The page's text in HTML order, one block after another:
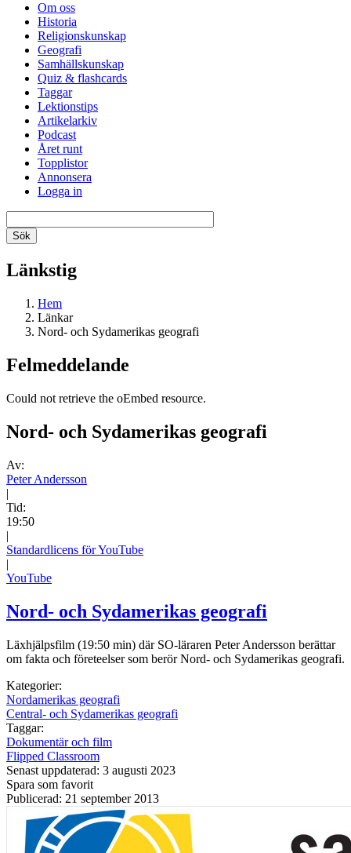
Om oss
Historia
Religionskunskap
Geografi
Samhällskunskap
Quiz & flashcards
Taggar
Lektionstips
Artikelarkiv
Podcast
Året runt
Topplistor
Annonsera
Logga in
Länkstig
Hem
Länkar
Nord- och Sydamerikas geografi
Felmeddelande
Could not retrieve the oEmbed resource.
Nord- och Sydamerikas geografi
Av:
Peter Andersson
|
Tid:
19:50
|
Standardlicens för YouTube
|
YouTube
Nord- och Sydamerikas geografi
Läxhjälpsfilm (19:50 min) där SO-läraren Peter Andersson berättar
om fakta och företeelser som berör Nord- och Sydamerikas geografi.
Kategorier:
Nordamerikas geografi
Central- och Sydamerikas geografi
Taggar:
Dokumentär och film
Flipped Classroom
Senast uppdaterad: 3 augusti 2023
Spara som favorit
Publicerad: 21 september 2013